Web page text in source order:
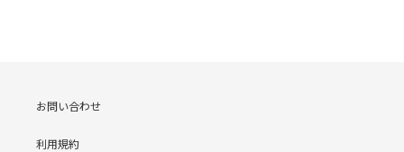
お問い合わせ
利用規約